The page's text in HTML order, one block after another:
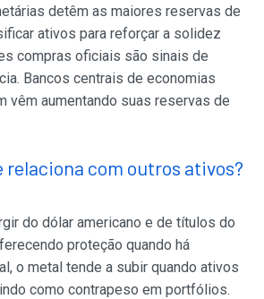
detêm as maiores reservas de
ativos para reforçar a solidez
compras oficiais são sinais de
Bancos centrais de economias
vêm aumentando suas reservas de
relaciona com outros ativos?
do dólar americano e de títulos do
proteção quando há
o metal tende a subir quando ativos
como contrapeso em portfólios.